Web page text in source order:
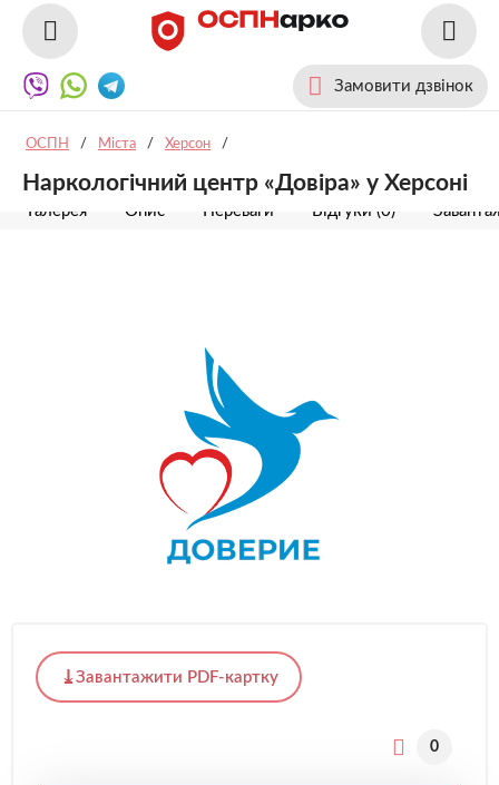
Замовити дзвінок
ОСПН / Міста / Херсон /
Наркологічний центр «Довіра» у Херсоні
Галерея Опис Переваги Відгуки (0)
Завантажити PDF-картку
0